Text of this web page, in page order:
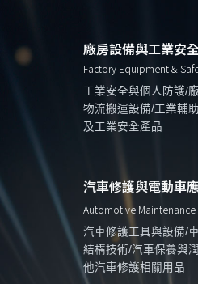
廠房設備與工業安
Factory Equipment &
工業安全與個人防護/
物流搬運設備/工業輔
及工業安全產品
汽車修護與電動車
Automotive Maintenance
汽車修護工具與設備/
結構技術/汽車保養與
他汽車修護相關用品